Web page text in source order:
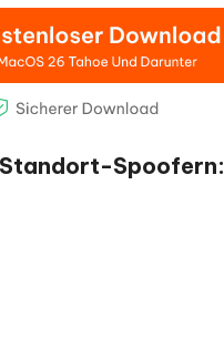
Standort-Spoofern: